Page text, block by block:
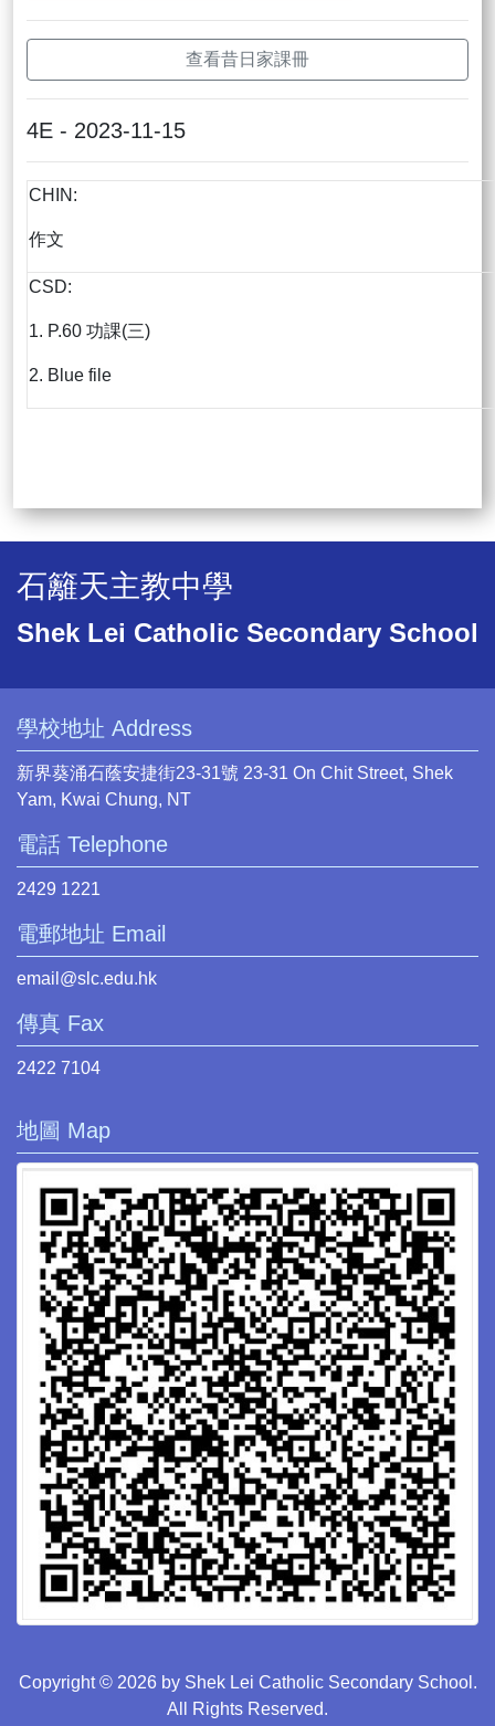
查看昔日家課冊
4E - 2023-11-15
CHIN:
作文
CSD:
1. P.60 功課(三)
2. Blue file
石籬天主教中學
Shek Lei Catholic Secondary School
學校地址 Address
新界葵涌石蔭安捷街23-31號 23-31 On Chit Street, Shek
Yam, Kwai Chung, NT
電話 Telephone
2429 1221
電郵地址 Email
email@slc.edu.hk
傳真 Fax
2422 7104
地圖 Map
Copyright © 2026 by Shek Lei Catholic Secondary School.
All Rights Reserved.